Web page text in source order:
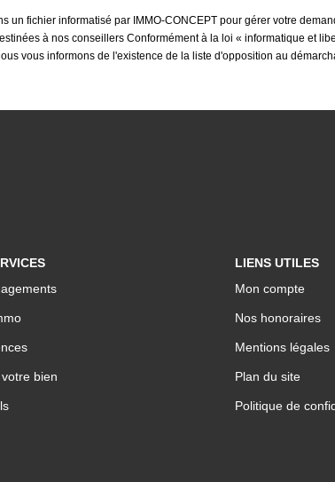
un fichier informatisé par IMMO-CONCEPT pour gérer votre
à nos conseillers Conformément à la loi « informatique et
vous informons de l'existence de la liste d'opposition au
bien
LIENS UTILES
Mon compte
Nos honoraires
Mentions légales
Plan du site
Politique de